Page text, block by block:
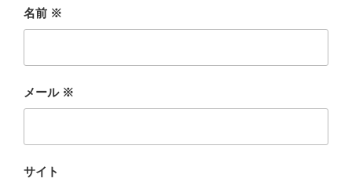
名前 ※
メール ※
サイト